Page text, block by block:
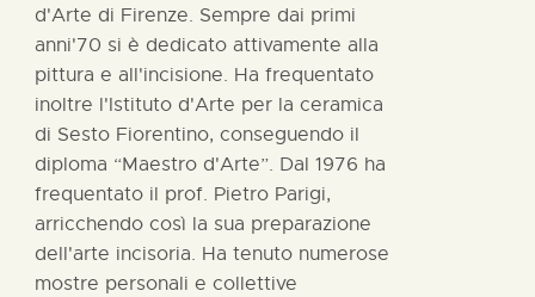
d'Arte di Firenze. Sempre dai primi
anni'70 si è dedicato attivamente alla
pittura e all'incisione. Ha frequentato
inoltre l'Istituto d'Arte per la ceramica
di Sesto Fiorentino, conseguendo il
diploma “Maestro d'Arte”. Dal 1976 ha
frequentato il prof. Pietro Parigi,
arricchendo così la sua preparazione
dell'arte incisoria. Ha tenuto numerose
mostre personali e collettive